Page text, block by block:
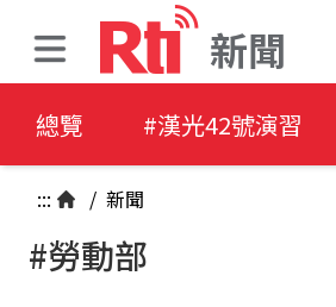
新聞
總覽 #漢光42號演習
::: / 新聞
#勞動部